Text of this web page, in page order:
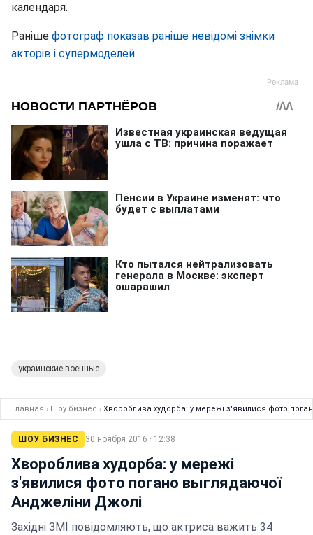
календаря.
Раніше фотограф показав раніше невідомі знімки
акторів і супермоделей.
украинские военные
Главная › Шоу бизнес › Хвороблива худорба: у мережі з'явилися фото
ШОУ БИЗНЕС 30 ноября 2016 · 12:38
Хвороблива худорба: у мережі
з'явилися фото погано выглядаючої
Анджеліни Джолі
Західні ЗМІ повідомляють, що актриса важить 34